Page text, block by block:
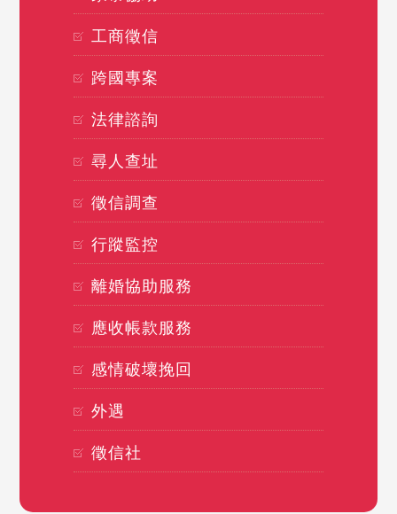
工商徵信
跨國專案
法律諮詢
尋人查址
徵信調查
行蹤監控
離婚協助服務
應收帳款服務
感情破壞挽回
外遇
徵信社